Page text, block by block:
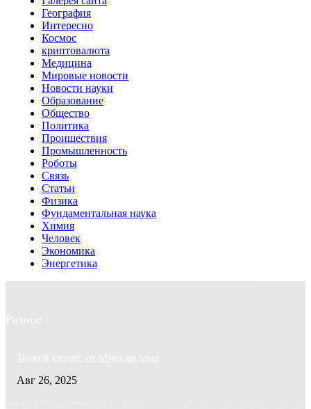
География
Интересно
Космос
криптовалюта
Медицина
Мировые новости
Новости науки
Образование
Общество
Политика
Проишествия
Промышленность
Роботы
Связь
Статьи
Физика
Фундаментальная наука
Химия
Человек
Экономика
Энергетика
Разное
Тонкий клиент: от офиса до дома
Авг 26, 2025